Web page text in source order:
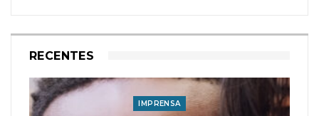
RECENTES
IMPRENSA